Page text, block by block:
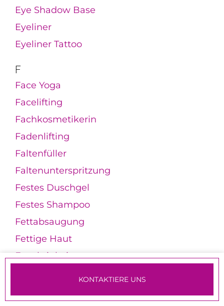
Eye Shadow Base
Eyeliner
Eyeliner Tattoo
F
Face Yoga
Facelifting
Fachkosmetikerin
Fadenlifting
Faltenfüller
Faltenunterspritzung
Festes Duschgel
Festes Shampoo
Fettabsaugung
Fettige Haut
Feuchtigkeitscreme
TERMINE & ANMELDUNG
KONTAKTIERE UNS